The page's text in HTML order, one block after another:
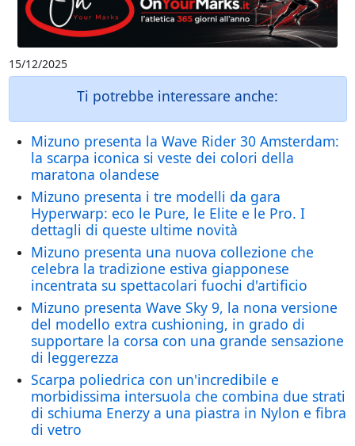
15/12/2025
Ti potrebbe interessare anche:
Mizuno presenta la Wave Rider 30 Amsterdam:
la scarpa iconica si veste dei colori della
maratona olandese
Mizuno presenta i tre modelli da gara
Hyperwarp: eco le Pure, le Elite e le Pro. I
dettagli di queste ultime novità
Mizuno presenta una nuova collezione che
celebra la tradizione estiva giapponese
incentrata su spettacolari fuochi d'artificio
Mizuno presenta Wave Sky 9, la nona versione
del modello extra cushioning, in grado di
supportare la corsa con una grande sensazione
di leggerezza
Scarpa poliedrica con un'incredibile e
morbidissima intersuola che combina due strati
di schiuma Enerzy a una piastra in Nylon e fibra
di vetro